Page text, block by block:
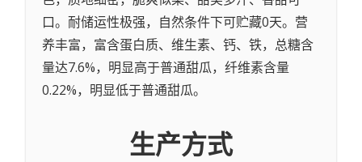
口。耐储运性极强，自然条件下可贮藏0天。营
养丰富，富含蛋白质、维生素、钙、铁，总糖含
量达7.6%，明显高于普通甜瓜，纤维素含量
0.22%，明显低于普通甜瓜。
生产方式